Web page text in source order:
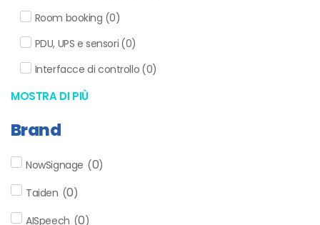
Room booking (0)
PDU, UPS e sensori (0)
Interfacce di controllo (0)
MOSTRA DI PIÙ
Brand
NowSignage (0)
Taiden (0)
AISpeech (0)